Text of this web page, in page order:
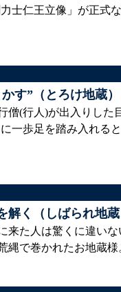
士仁王立像」が正式
す”（とろけ地蔵）
僧(行人)が出入りした
に一歩足を踏み入れる
解く（しばられ地
来た人は驚くに違い
縄で巻かれたお地蔵